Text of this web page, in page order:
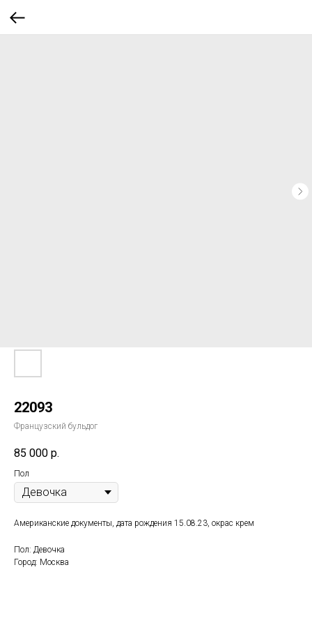
22093
Французский бульдог
85 000 р.
Пол
Американские документы, дата рождения 15.08.23, окрас крем
Пол: Девочка
Город: Москва